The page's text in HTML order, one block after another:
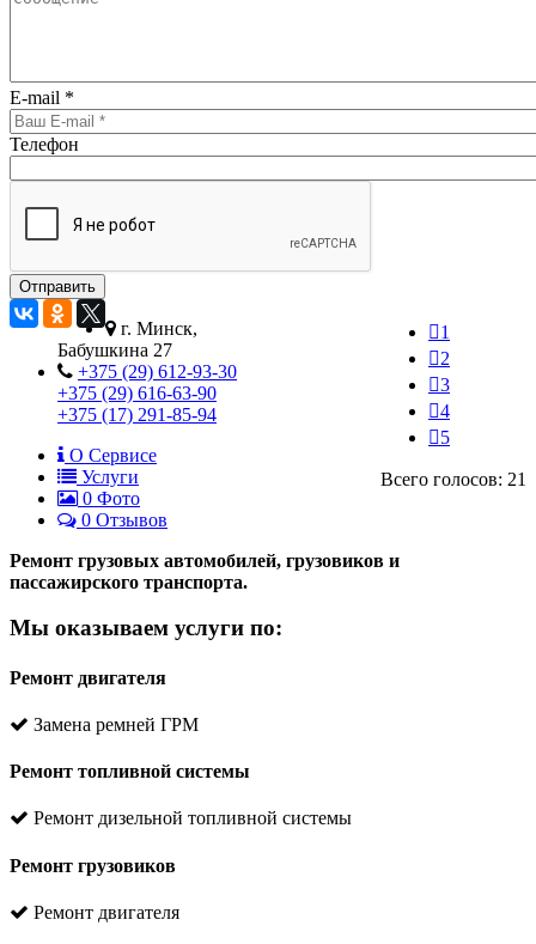
E-mail *
Телефон
1
2
3
4
5
Всего голосов: 21
г. Минск,
Бабушкина 27
+375 (29) 612-93-30
+375 (29) 616-63-90
+375 (17) 291-85-94
О Сервисе
Услуги
0 Фото
0 Отзывов
Ремонт грузовых автомобилей, грузовиков и
пассажирского транспорта.
Мы оказываем услуги по:
Ремонт двигателя
Замена ремней ГРМ
Ремонт топливной системы
Ремонт дизельной топливной системы
Ремонт грузовиков
Ремонт двигателя